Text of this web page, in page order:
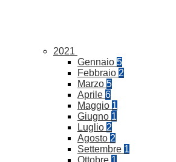
2021
Gennaio 5
Febbraio 2
Marzo 5
Aprile 6
Maggio 1
Giugno 1
Luglio 2
Agosto 2
Settembre 1